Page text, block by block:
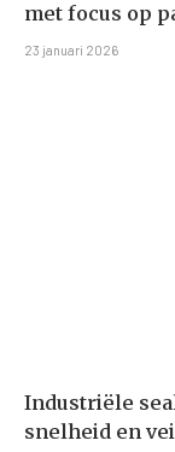
met focus op
23 januari 2026
Industriële
snelheid en